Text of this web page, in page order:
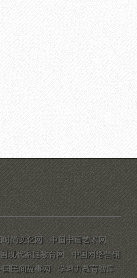
时尚文化网
中国书画艺术网
现代家庭教育网
中国网络营销
国民间故事网
学习力教育智库